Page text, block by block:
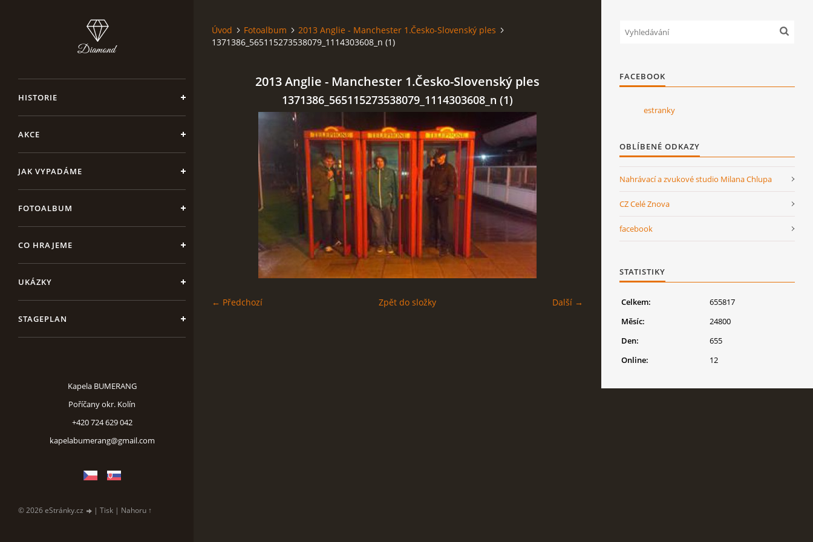
HISTORIE
AKCE
JAK VYPADÁME
FOTOALBUM
CO HRAJEME
UKÁZKY
STAGEPLAN
Kapela BUMERANG
Poříčany okr. Kolín
+420 724 629 042
kapelabumerang@gmail.com
© 2026 eStránky.cz | Tisk | Nahoru ↑
Úvod Fotoalbum
2013 Anglie - Manchester 1.Česko-Slovenský ples
1371386_565115273538079_1114303608_n (1)
2013 Anglie - Manchester 1.Česko-Slovenský ples
1371386_565115273538079_1114303608_n (1)
← Předchozí Další →
Zpět do složky
FACEBOOK
estranky
OBLÍBENÉ ODKAZY
Nahrávací a zvukové studio Milana Chlupa
CZ Celé Znova
facebook
STATISTIKY
Online: 12
Celkem:
655817
Měsíc:
24800
Den:
655